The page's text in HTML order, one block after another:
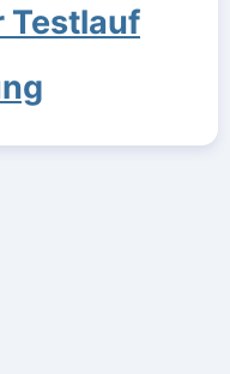
Testlauf